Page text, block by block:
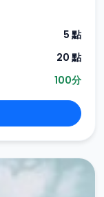
5 點
20 點
100分